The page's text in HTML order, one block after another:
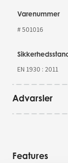
Varenummer
# 501016
EN 1930 : 2011
Advarsler
Features